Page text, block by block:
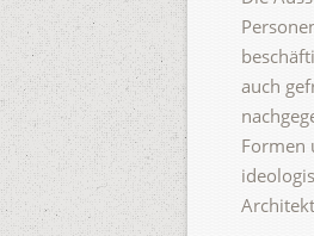
auch
Formen